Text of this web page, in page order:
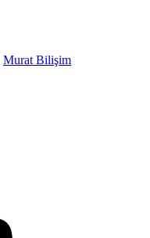
Murat Bilişim